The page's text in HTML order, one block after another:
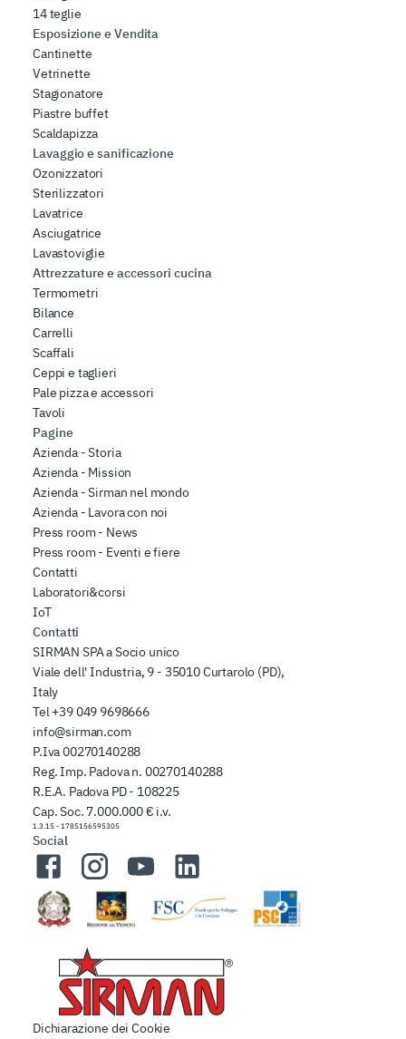
14 teglie
Esposizione e Vendita
Cantinette
Vetrinette
Stagionatore
Piastre buffet
Scaldapizza
Lavaggio e sanificazione
Ozonizzatori
Sterilizzatori
Lavatrice
Asciugatrice
Lavastoviglie
Attrezzature e accessori cucina
Termometri
Bilance
Carrelli
Scaffali
Ceppi e taglieri
Pale pizza e accessori
Tavoli
Pagine
Azienda - Storia
Azienda - Mission
Azienda - Sirman nel mondo
Azienda - Lavora con noi
Press room - News
Press room - Eventi e fiere
Contatti
Laboratori&corsi
IoT
Contatti
SIRMAN SPA a Socio unico
Viale dell' Industria, 9 - 35010 Curtarolo (PD),
Italy
Tel+39 049 9698666
info@sirman.com
P.Iva 00270140288
Reg. Imp. Padova n. 00270140288
R.E.A. Padova PD - 108225
Cap. Soc. 7.000.000 € i.v.
1.3.15 - 1785156595305
Social
FacebookInstagramYouTubeLinkedIn
Dichiarazione dei Cookie